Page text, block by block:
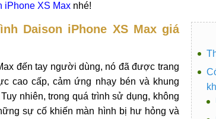
iPhone XS Max nhé!
Daison iPhone XS Max giá
đến tay người dùng, nó đã được trang
cao cấp, cảm ứng nhạy bén và khung
nhiên, trong quá trình sử dụng, không
sự cố khiến màn hình bị hư hỏng và